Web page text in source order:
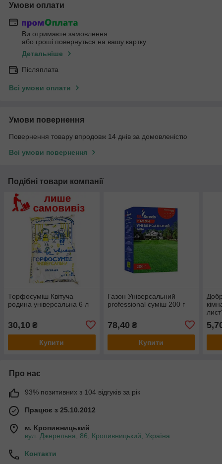
Умови оплати
Ви отримаєте замовлення
або гроші повернуться на вашу картку
Детальніше
Післяплата
Всі умови оплати
Умови повернення
Повернення товару впродовж 14 днів за домовленістю
Всі умови повернення
Подібні товари компанії
Торфосуміш Квітуча
родина універсальна 6 л
30,10 ₴
Купити
Газон Універсальний
рrofessional суміш 200 г
78,40 ₴
Купити
Про нас
93% позитивних з 104 відгуків за рік
Працює з 25.10.2012
м. Кропивницький
вул. Джерельна, 86, Кропивницький, Україна
Контакти